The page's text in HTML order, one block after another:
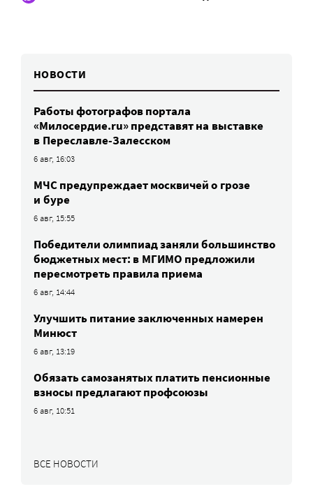
НОВОСТИ
Работы фотографов портала
«Милосердие.ru» представят на выставке
в Переславле-Залесском
6 авг, 16:03
МЧС предупреждает москвичей о грозе
и буре
6 авг, 15:55
Победители олимпиад заняли большинство
бюджетных мест: в МГИМО предложили
пересмотреть правила приема
6 авг, 14:44
Улучшить питание заключенных намерен
Минюст
6 авг, 13:19
Обязать самозанятых платить пенсионные
взносы предлагают профсоюзы
6 авг, 10:51
ВСЕ НОВОСТИ